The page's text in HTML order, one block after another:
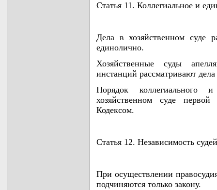
Статья 11. Коллегиальное и
Дела в хозяйственном суде
единолично.
Хозяйственные суды
инстанций рассматривают дела
Порядок коллегиального
хозяйственном суде первой
Кодексом.
Статья 12. Независимость
При осуществлении
подчиняются только закону.